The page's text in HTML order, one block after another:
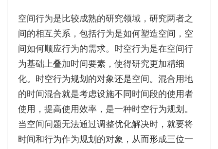
空间行为是比较成熟的研究领域，研究两者之
间的相互关系，包括行为是如何塑造空间，空
间如何顺应行为的需求。时空行为是在空间行
为基础上叠加时间要素，使得研究更加精细
化。时空行为规划的对象还是空间。混合用地
的时间混合就是考虑设施不同时间段的使用者
使用，提高使用效率，是一种时空行为规划。
当空间问题无法通过调整优化解决时，就要将
时间和行为作为规划的对象，从而形成三位一